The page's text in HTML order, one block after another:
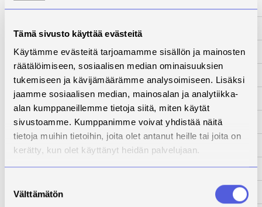
Tämä sivusto käyttää evästeitä
Käytämme evästeitä tarjoamamme sisällön ja mainosten
räätälöimiseen, sosiaalisen median ominaisuuksien
tukemiseen ja kävijämäärämme analysoimiseen. Lisäksi
jaamme sosiaalisen median, mainosalan ja analytiikka-
alan kumppaneillemme tietoja siitä, miten käytät
sivustoamme. Kumppanimme voivat yhdistää näitä
tietoja muihin tietoihin, joita olet antanut heille tai joita on
kerätty, kun olet käyttänyt heidän palvelujaan.
valinta
Välttämätön
Lopetuspäivä
www-sivut
Tila
Päättynyt
Yhteyshenkilö
Pirkko Kouri
Kuvaus
Kehittämistarve
Toimenpiteet
Tulokset
Kumppanit